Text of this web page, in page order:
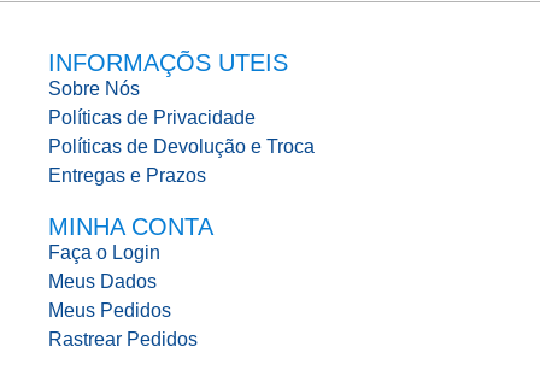
INFORMAÇÕS UTEIS
Sobre Nós
Políticas de Privacidade
Políticas de Devolução e Troca
Entregas e Prazos
MINHA CONTA
Faça o Login
Meus Dados
Meus Pedidos
Rastrear Pedidos